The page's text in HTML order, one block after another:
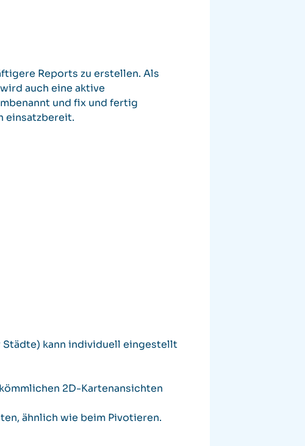
Reports zu erstellen. Als
auch eine aktive
und fix und fertig
einsatzbereit.
Städte) kann individuell eingestellt
2D-Kartenansichten
ähnlich wie beim Pivotieren.